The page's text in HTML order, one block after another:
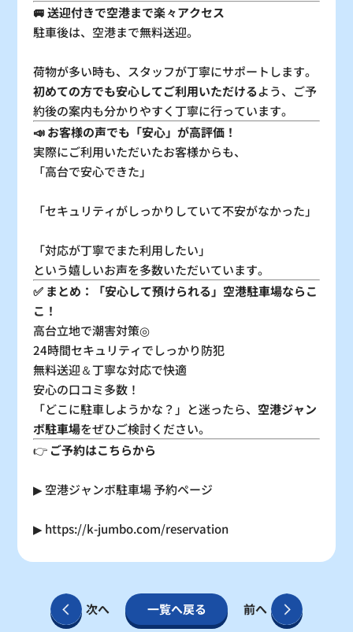
🚐 送迎付きで空港まで楽々アクセス
駐車後は、空港まで無料送迎。
荷物が多い時も、スタッフが丁寧にサポートします。
初めての方でも安心してご利用いただけるよう、ご予
約後の案内も分かりやすく丁寧に行っています。
📣 お客様の声でも「安心」が高評価！
実際にご利用いただいたお客様からも、
「高台で安心できた」
「セキュリティがしっかりしていて不安がなかった」
「対応が丁寧でまた利用したい」
という嬉しいお声を多数いただいています。
✅ まとめ：「安心して預けられる」空港駐車場ならこ
こ！
高台立地で潮害対策◎
24時間セキュリティでしっかり防犯
無料送迎＆丁寧な対応で快適
安心の口コミ多数！
「どこに駐車しようかな？」と迷ったら、 空港ジャン
ボ駐車場をぜひご検討ください。
👉 ご予約はこちらから
▶ 空港ジャンボ駐車場 予約ページ
▶ https://k-jumbo.com/reservation
次へ 一覧へ戻る 前へ